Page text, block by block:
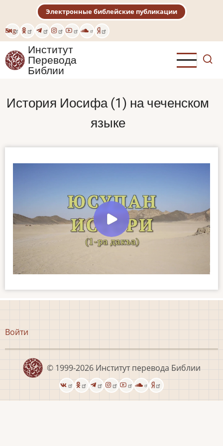
основному
содержанию
Eng
Электронные библейские публикации
Институт
Перевода
Библии
История Иосифа (1) на чеченском
языке
Меню
записи
пользователя
Войти
© 1999-2026 Институт перевода Библии